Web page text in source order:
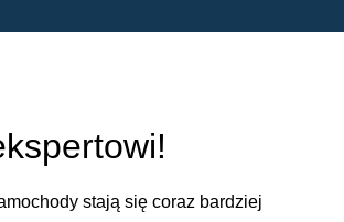
stają się coraz bardziej